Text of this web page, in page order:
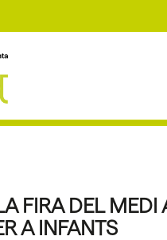
FIRA DEL
A INFANTS